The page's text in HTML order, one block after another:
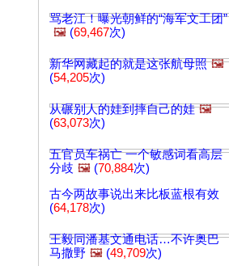
骂老江！曝光朝鲜的“海军文工团”
🖼️ (69,467次)
新华网藏起的就是这张航母照 🖼️
(54,205次)
从碾别人的娃到摔自己的娃 🖼️
(63,073次)
五官员车祸亡 一个敏感词看高层
分歧 🖼️ (70,884次)
古今两故事说出来比板蓝根有效
(64,178次)
王毅同潘基文通电话…不许奥巴
马撒野 🖼️ (49,709次)